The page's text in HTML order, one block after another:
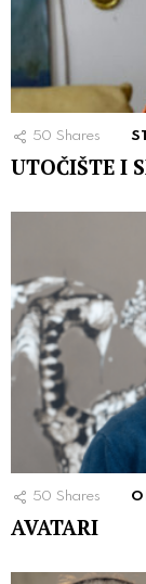
50 Shares
UTOČIŠTE I
50 Shares
AVATARI